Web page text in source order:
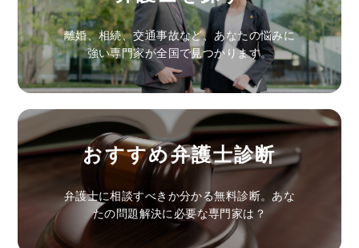
離婚、相続、交通事故など、あなたの悩みに
強い専門家が全国で見つかります。
おすすめ弁護士診断
弁護士に相談すべきか分かる無料診断。あな
たの問題解決に必要な専門家は？